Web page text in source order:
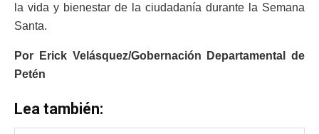
la vida y bienestar de la ciudadanía durante la Semana
Santa.
Por Erick Velásquez/Gobernación Departamental de
Petén
Lea también: